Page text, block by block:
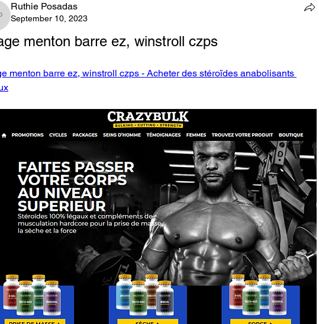
Posadas
Ruthie Posadas
September 10, 2023
menton barre ez, winstroll czps
menton barre ez, winstroll czps - Acheter des stéroïdes anabolisants